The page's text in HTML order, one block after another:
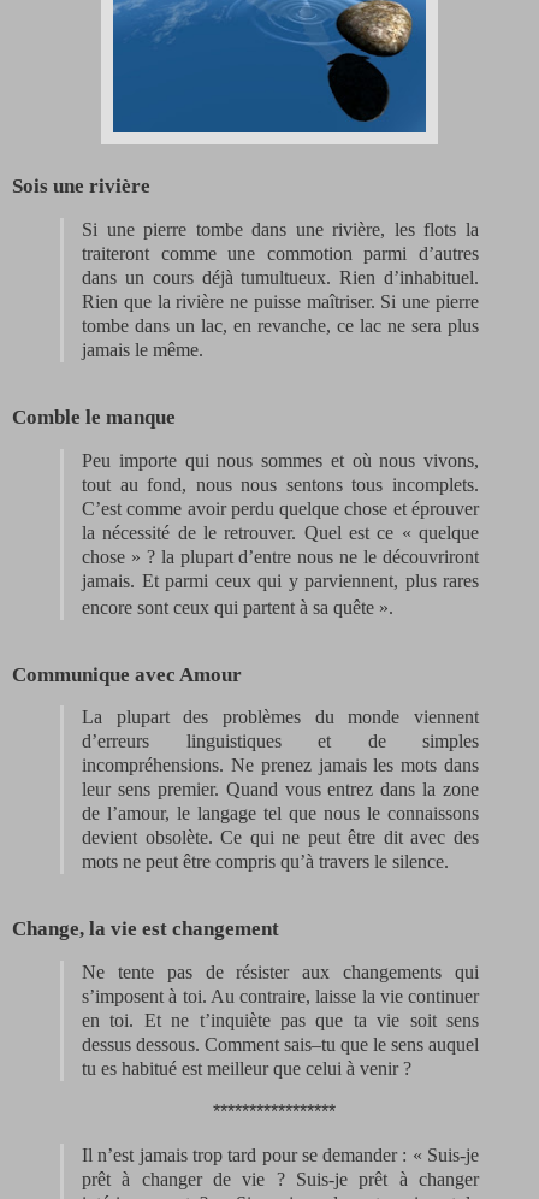
Sois une rivière
Si une pierre tombe dans une rivière, les flots la
traiteront comme une commotion parmi d’autres
dans un cours déjà tumultueux. Rien d’inhabituel.
Rien que la rivière ne puisse maîtriser. Si une pierre
tombe dans un lac, en revanche, ce lac ne sera plus
jamais le même.
Comble le manque
Peu importe qui nous sommes et où nous vivons,
tout au fond, nous nous sentons tous incomplets.
C’est comme avoir perdu quelque chose et éprouver
la nécessité de le retrouver. Quel est ce « quelque
chose » ? la plupart d’entre nous ne le découvriront
jamais. Et parmi ceux qui y parviennent, plus rares
encore sont ceux qui partent à sa quête ».
Communique avec Amour
La plupart des problèmes du monde viennent
d’erreurs linguistiques et de simples
incompréhensions. Ne prenez jamais les mots dans
leur sens premier. Quand vous entrez dans la zone
de l’amour, le langage tel que nous le connaissons
devient obsolète. Ce qui ne peut être dit avec des
mots ne peut être compris qu’à travers le silence.
Change, la vie est changement
Ne tente pas de résister aux changements qui
s’imposent à toi. Au contraire, laisse la vie continuer
en toi. Et ne t’inquiète pas que ta vie soit sens
dessus dessous. Comment sais–tu que le sens auquel
tu es habitué est meilleur que celui à venir ?
*****************
Il n’est jamais trop tard pour se demander : « Suis-je
prêt à changer de vie ? Suis-je prêt à changer